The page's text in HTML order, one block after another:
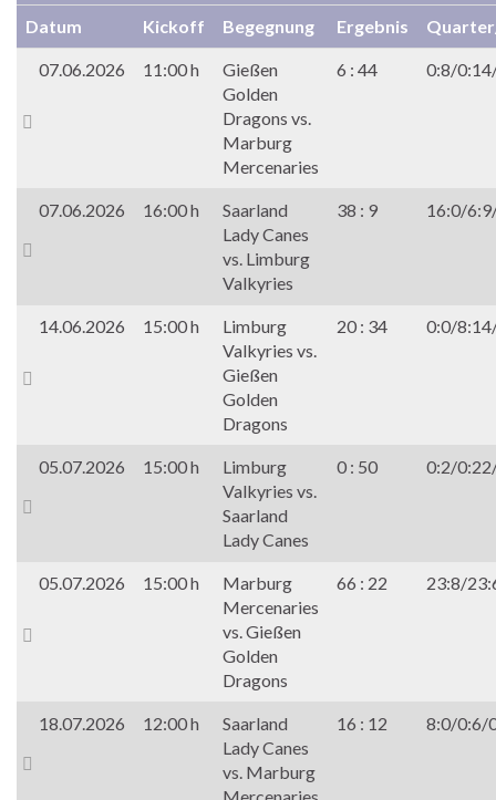
Datum Kickoff Begegnung Ergebnis
07.06.2026 11:00 h
Gießen
Golden
Dragons vs.
Marburg
Mercenaries
6 : 44 0:8/
07.06.2026 16:00 h
Saarland
Lady Canes
vs. Limburg
Valkyries
38 : 9 16:0/
14.06.2026 15:00 h
Limburg
Valkyries vs.
Gießen
Golden
Dragons
20 : 34 0:0/
05.07.2026 15:00 h
Limburg
Valkyries vs.
Saarland
Lady Canes
0 : 50 0:2/
05.07.2026 15:00 h
Marburg
Mercenaries
vs. Gießen
Golden
Dragons
66 : 22 23:8/
18.07.2026 12:00 h
Saarland
Lady Canes
vs. Marburg
Mercenaries
16 : 12 8:0/0:6/